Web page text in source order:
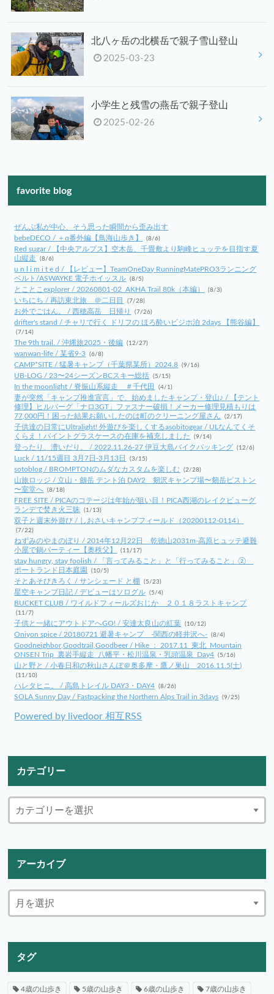
北八ヶ岳の北横岳で親子雪山登山
2025-03-23
小学生と残雪の燕岳で親子登山
2025-02-26
favorite blog
ぜんぶ私が中心、そう思った瞬間から歪み出す
bebeDECO / ＋α番外編【鳥海山歩き】
(8/6)
Red sugar / 【中央アルプス】空木岳、千畳敷より駒峰ヒュッテを目指す夏
山縦走
(8/6)
u n l i m i t e d / 【レビュー】TeamOneDay RunningMatePRO3ランニング
ベルト/ASWAYKE 電子ホイッスル (8/5)
とことこexplorer / 20260801-02_AKHA Trail 80k（本編） (8/3)
いちにち / 再訪東北旅 ＠二日目 (7/28)
お外でごはん。 / 西穂高岳 日帰り (7/26)
drifter's stand / チャリで行く ドリフの ほろ酔いビジホ泊 2days 【熊谷編】
(7/14)
The 9th trail. / 沖縄旅2025・後編 (12/27)
wanwan-life / 某省9-3 (6/8)
CAMP*SITE / 猛暑キャンプ（千葉県某所）2024.8 (9/16)
UB-LOG / 23〜24シーズンBCスキー総括 (5/15)
In the moonlight / 脊振山系縦走 ＃千代田 (4/1)
妻が突然「キャンプ推進宣言」で、始めましたキャンプ・登山♪ / 【テント
修理】ヒルバーグ「ナロ3GT」ファスナー破損！メーカー修理見積もりは
77,000円！困った結果お願いしたのは町のクリーニング屋さん
(2/17)
子供達の日常にUltralight! 外遊びを楽しくするasobitogear / ULなんてくそ
くらえ！パイントグラスケースの在庫を補充しました
(9/14)
登ったり、漕いだり。 / 2022.11.26-27 伊豆大島バイクパッキング (12/6)
Luck / 11/15週目 3月7日-3月13日 (3/15)
sotoblog / BROMPTONのムダなカスタムを楽しむ (2/28)
山旅ロッジ / 立山・劔岳 テント泊 DAY2 剱沢キャンプ場〜剱岳ピストン
〜室堂へ (8/18)
FREE SITE / PICAのコテージは年始が狙い目！PICA西湖のレイクビューグ
ランデで焚き火三昧
(1/13)
双子と週末外遊び / しおさいキャンプフィールド（20200112-0114）
(7/22)
ねずみのやまのぼり / 2014年12月22日 乾徳山2031m-高原ヒュッテ避難
小屋で鍋パーティー【奥秩父】
(11/17)
stay hungry, stay foolish / 「言ってみること」と「行ってみること」②
ポートランド日本庭園
(10/5)
そとあそびきろく / サンシェード と棚 (5/23)
星空キャンプ日記 / デビューはソログル (5/4)
BUCKET CLUB / ワイルドフィールズおじか ２０１８ラストキャンプ
(11/7)
子供と一緒にアウトドアへGO! / 安達太良山の紅葉 (10/12)
Oniyon spice / 20180721 避暑キャンプ -関西の軽井沢へ- (8/4)
Goodneighbor,Goodtrail,Goodbeer / Hike ： 2017.11_東北_Mountain
ONSEN Trip_裏岩手縦走_八幡平・松川温泉・乳頭温泉_Day4 (5/16)
山と野と / 小春日和の秋山さんぽ＠奥多摩・鷹ノ巣山 2016.11.5(土)
(11/10)
ハレタヒニ。 / 高島トレイル DAY3・DAY4 (8/26)
SOLA Sunny Day / Fastpacking the Northern Alps Trail in 3days (9/25)
Powered by livedoor 相互RSS
カテゴリー
アーカイブ
タグ
4歳の山歩き 5歳の山歩き 6歳の山歩き 7歳の山歩き